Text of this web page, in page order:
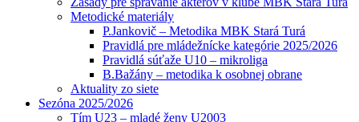
Metodické materiály
P.Jankovič – Metodika MBK Stará Turá
Pravidlá pre mládežnícke kategórie 2025/2026
Pravidlá súťaže U10 – mikroliga
B.Bažány – metodika k osobnej obrane
Aktuality zo siete
Sezóna 2025/2026
Tím U23 – mladé ženy U2003